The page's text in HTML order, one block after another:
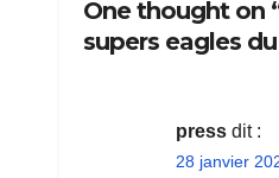
One thought on
supers eagles
press dit :
28 janvier